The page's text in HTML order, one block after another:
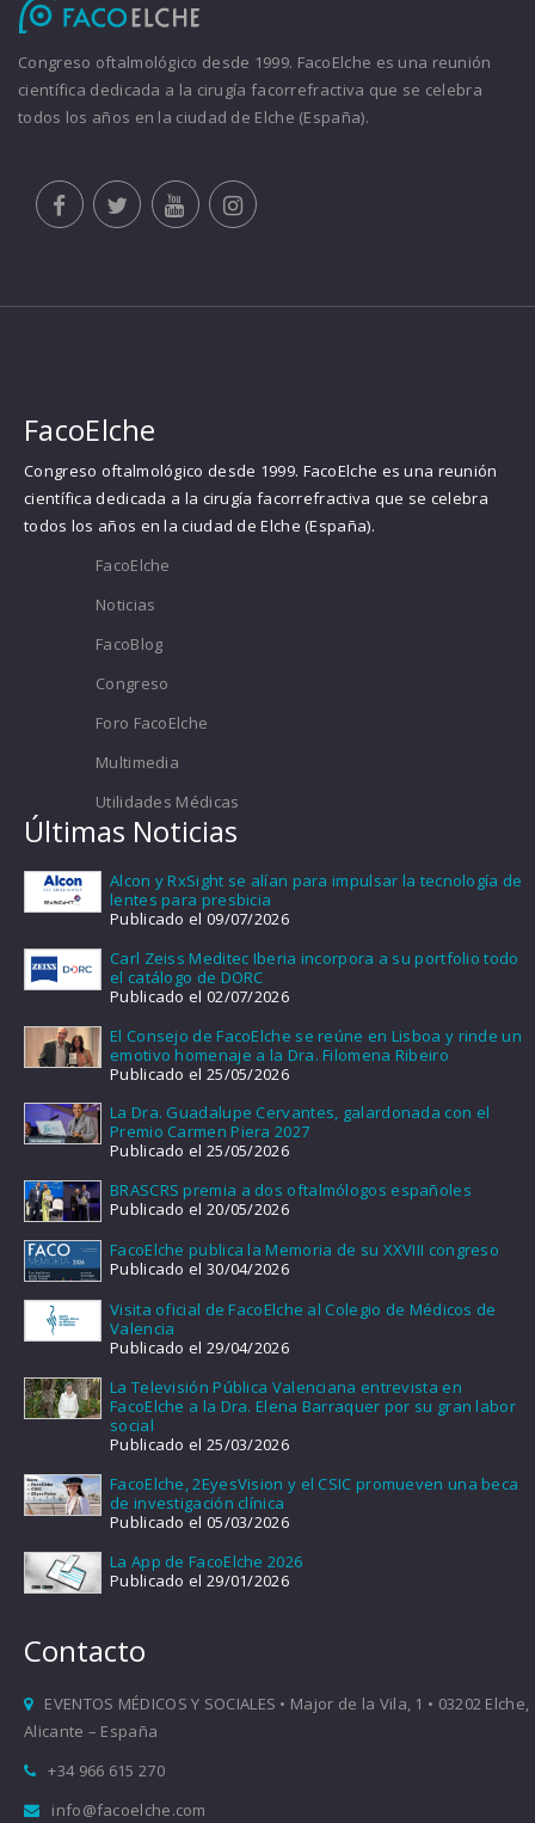
Congreso oftalmológico desde 1999. FacoElche es una reunión
científica dedicada a la cirugía facorrefractiva que se celebra
todos los años en la ciudad de Elche (España).
FacoElche
Congreso oftalmológico desde 1999. FacoElche es una reunión
científica dedicada a la cirugía facorrefractiva que se celebra
todos los años en la ciudad de Elche (España).
FacoElche
Noticias
FacoBlog
Congreso
Foro FacoElche
Multimedia
Utilidades Médicas
Últimas Noticias
Alcon y RxSight se alían para impulsar la tecnología de
lentes para presbicia
Publicado el 09/07/2026
Carl Zeiss Meditec Iberia incorpora a su portfolio todo
el catálogo de DORC
Publicado el 02/07/2026
El Consejo de FacoElche se reúne en Lisboa y rinde un
emotivo homenaje a la Dra. Filomena Ribeiro
Publicado el 25/05/2026
La Dra. Guadalupe Cervantes, galardonada con el
Premio Carmen Piera 2027
Publicado el 25/05/2026
BRASCRS premia a dos oftalmólogos españoles
Publicado el 20/05/2026
FacoElche publica la Memoria de su XXVIII congreso
Publicado el 30/04/2026
Visita oficial de FacoElche al Colegio de Médicos de
Valencia
Publicado el 29/04/2026
La Televisión Pública Valenciana entrevista en
FacoElche a la Dra. Elena Barraquer por su gran labor
social
Publicado el 25/03/2026
FacoElche, 2EyesVision y el CSIC promueven una beca
de investigación clínica
Publicado el 05/03/2026
La App de FacoElche 2026
Publicado el 29/01/2026
Contacto
EVENTOS MÉDICOS Y SOCIALES • Major de la Vila, 1 • 03202 Elche,
Alicante – España
+34 966 615 270
info@facoelche.com